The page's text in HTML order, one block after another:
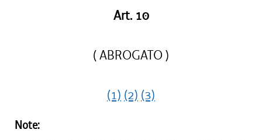
Art. 10
( ABROGATO )
(1) (2) (3)
Note: